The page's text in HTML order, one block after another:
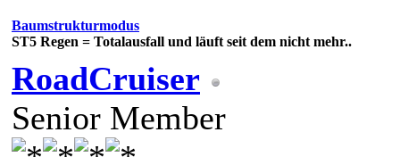
Baumstrukturmodus
ST5 Regen = Totalausfall und läuft seit dem nicht mehr..
RoadCruiser
Senior Member